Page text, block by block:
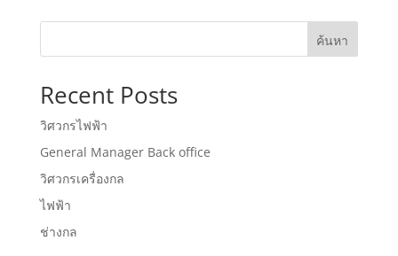
ค้นหา
Recent Posts
วิศวกรไฟฟ้า
General Manager Back office
วิศวกรเครื่องกล
ไฟฟ้า
ช่างกล